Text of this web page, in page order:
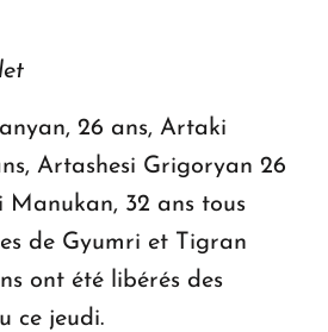
Regency d'Arménie
26 ans, Artaki
Artashesi Grigoryan 26
Manukan, 32 ans tous
de Gyumri et Tigran
ont été libérés des
ce jeudi.